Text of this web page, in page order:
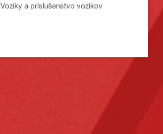
Vozíky a príslušenstvo vozíkov